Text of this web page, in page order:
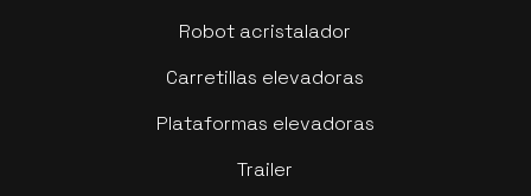
Robot acristalador
Carretillas elevadoras
Plataformas elevadoras
Trailer